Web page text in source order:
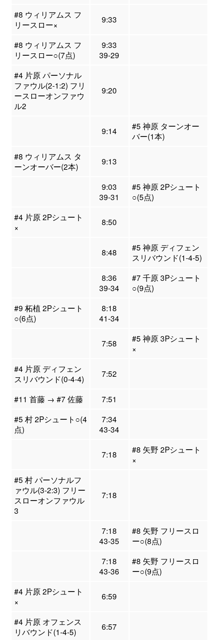
#8 ウィリアムス フ
リースロー×
9:33
#8 ウィリアムス フ
リースロー○(7点)
9:33
39-29
#4 片原 パーソナル
ファウル(2-1:2) フリ
ースローオンファウ
ル2
9:20
9:14
#5 神原 ターンオー
バー(1本)
#8 ウィリアムス タ
ーンオーバー(2本)
9:13
9:03
39-31
#5 神原 2Pシュート
○(5点)
#4 片原 2Pシュート
×
8:50
8:48
#5 神原 ディフェン
スリバウンド(1-4-5)
8:36
39-34
#7 千原 3Pシュート
○(9点)
#9 柘植 2Pシュート
○(6点)
8:18
41-34
7:58
#5 神原 3Pシュート
×
#4 片原 ディフェン
スリバウンド(0-4-4)
7:52
#11 首藤 → #7 佐藤
7:51
#5 村 2Pシュート○(4
点)
7:34
43-34
7:18
#8 矢野 2Pシュート
×
#5 村 パーソナルフ
ァウル(3-2:3) フリー
スローオンファウル
3
7:18
7:18
43-35
#8 矢野 フリースロ
ー○(8点)
7:18
43-36
#8 矢野 フリースロ
ー○(9点)
#4 片原 2Pシュート
×
6:59
#4 片原 オフェンス
リバウンド(1-4-5)
6:57